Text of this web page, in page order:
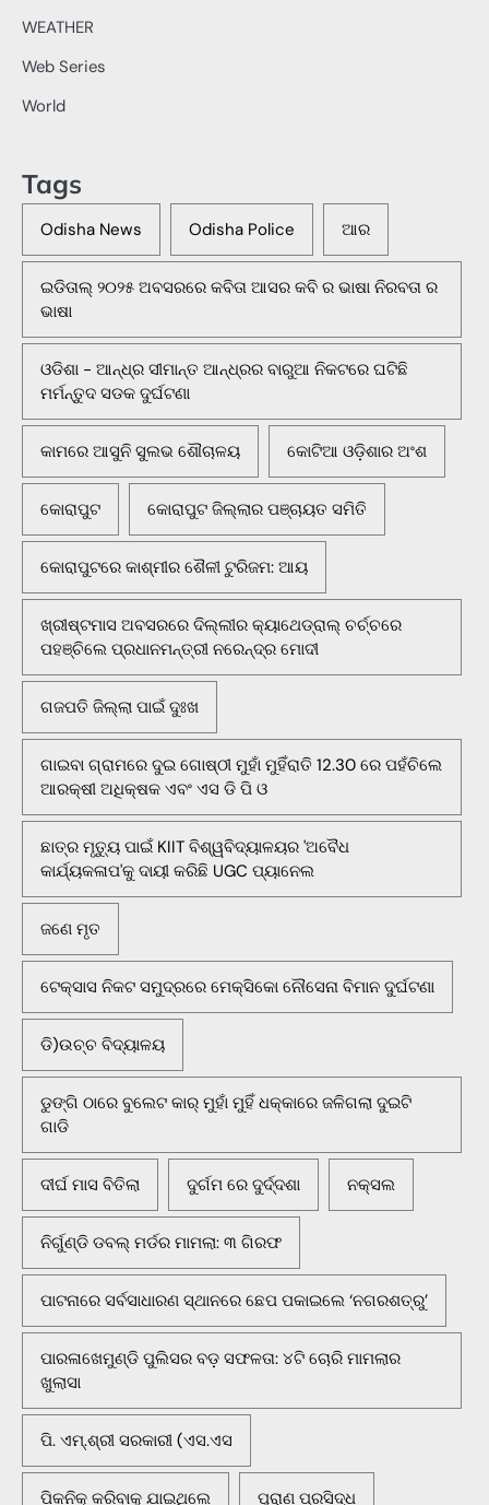
WEATHER
Web Series
World
Tags
Odisha News Odisha Police ଆର
ଇଡିତାଲ୍ ୨୦୨୫ ଅବସରରେ କବିତା ଆସର କବି ର ଭାଷା ନିରବତା ର
ଭାଷା
ଓଡିଶା - ଆନ୍ଧ୍ର ସୀମାନ୍ତ ଆନ୍ଧ୍ରର ବାରୁଆ ନିକଟରେ ଘଟିଛି
ମର୍ମନ୍ତୁଦ ସଡକ ଦୁର୍ଘଟଣା
କାମରେ ଆସୁନି ସୁଲଭ ଶୌଚାଳୟ କୋଟିଆ ଓଡ଼ିଶାର ଅଂଶ
କୋରାପୁଟ କୋରାପୁଟ ଜିଲ୍ଲାର ପଞ୍ଚାୟତ ସମିତି
କୋରାପୁଟରେ କାଶ୍ମୀର ଶୈଳୀ ଟୁରିଜମ: ଆୟ
ଖ୍ରୀଷ୍ଟମାସ ଅବସରରେ ଦିଲ୍ଲୀର କ୍ୟାଥେଡ୍ରାଲ୍ ଚର୍ଚ୍ଚରେ
ପହଞ୍ଚିଲେ ପ୍ରଧାନମନ୍ତ୍ରୀ ନରେନ୍ଦ୍ର ମୋଦୀ
ଗଜପତି ଜିଲ୍ଲା ପାଇଁ ଦୁଃଖ
ଗାଇବା ଗ୍ରାମରେ ଦୁଇ ଗୋଷ୍ଠୀ ମୁହାଁ ମୁହିଁରାତି 12.30 ରେ ପହଁଚିଲେ
ଆରକ୍ଷୀ ଅଧିକ୍ଷକ ଏବଂ ଏସ ଡି ପି ଓ
ଛାତ୍ର ମୃତ୍ୟୁ ପାଇଁ KIIT ବିଶ୍ୱବିଦ୍ୟାଳୟର 'ଅବୈଧ
କାର୍ଯ୍ୟକଳାପ'କୁ ଦାୟୀ କରିଛି UGC ପ୍ୟାନେଲ
ଜଣେ ମୃତ
ଟେକ୍ସାସ ନିକଟ ସମୁଦ୍ରରେ ମେକ୍ସିକୋ ନୌସେନା ବିମାନ ଦୁର୍ଘଟଣା
ଡି)ଉଚ୍ଚ ବିଦ୍ୟାଳୟ
ଡୁଙ୍ଗି ଠାରେ ବୁଲେଟ କାର୍ ମୁହାଁ ମୁହିଁ ଧକ୍କାରେ ଜଳିଗଲା ଦୁଇଟି
ଗାଡି
ଦୀର୍ଘ ମାସ ବିତିଲା ଦୁର୍ଗମ ରେ ଦୁର୍ଦ୍ଦଶା ନକ୍ସଲ
ନିର୍ଗୁଣ୍ଡି ଡବଲ୍ ମର୍ଡର ମାମଲା: ୩ ଗିରଫ
ପାଟନାରେ ସର୍ବସାଧାରଣ ସ୍ଥାନରେ ଛେପ ପକାଇଲେ ‘ନଗରଶତ୍ରୁ’
ପାରଳାଖେମୁଣ୍ଡି ପୁଲିସର ବଡ଼ ସଫଳତା: ୪ଟି ଚୋରି ମାମଲାର
ଖୁଲାସା
ପି. ଏମ୍.ଶ୍ରୀ ସରକାରୀ (ଏସ.ଏସ
ପିକନିକ୍‌ କରିବାକୁ ଯାଇଥିଲେ ପୁରାଣ ପ୍ରସିଦ୍ଧ